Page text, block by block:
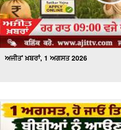
ਅਜੀਤ' ਖ਼ਬਰਾਂ, 1 ਅਗਸਤ 2026